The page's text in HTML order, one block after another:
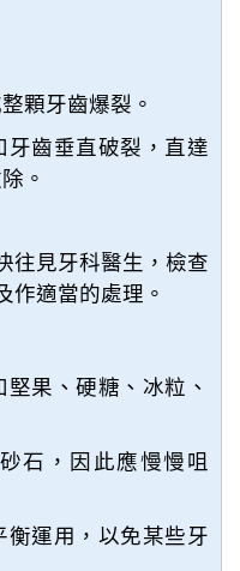
顆牙齒爆裂。
齒垂直破裂，直達
。
往見牙科醫生，檢查
作適當的處理。
果、硬糖、冰粒、
石，因此應慢慢咀
運用，以免某些牙